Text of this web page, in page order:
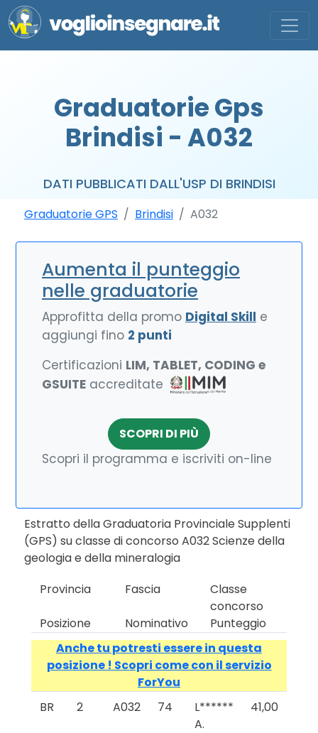
Graduatorie Gps
Brindisi - A032
DATI PUBBLICATI DALL'USP DI BRINDISI
Graduatorie GPS Brindisi A032
Aumenta il punteggio
nelle graduatorie
Approfitta della promo Digital Skill e
aggiungi fino 2 punti
Certificazioni LIM, TABLET, CODING e
GSUITE accreditate
SCOPRI DI PIÙ
Scopri il programma e iscriviti on-line
Estratto della Graduatoria Provinciale Supplenti
(GPS) su classe di concorso A032 Scienze della
geologia e della mineralogia
Provincia
Fascia
Classe
concorso
Posizione
Nominativo
Punteggio
Anche tu potresti essere in questa
posizione ! Scopri come con il servizio
ForYou
BR
2 A032 74
L******
A.
41,00